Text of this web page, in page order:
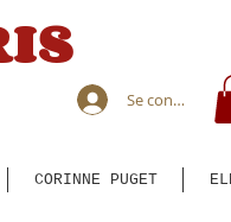
Se connecter
CORINNE PUGET